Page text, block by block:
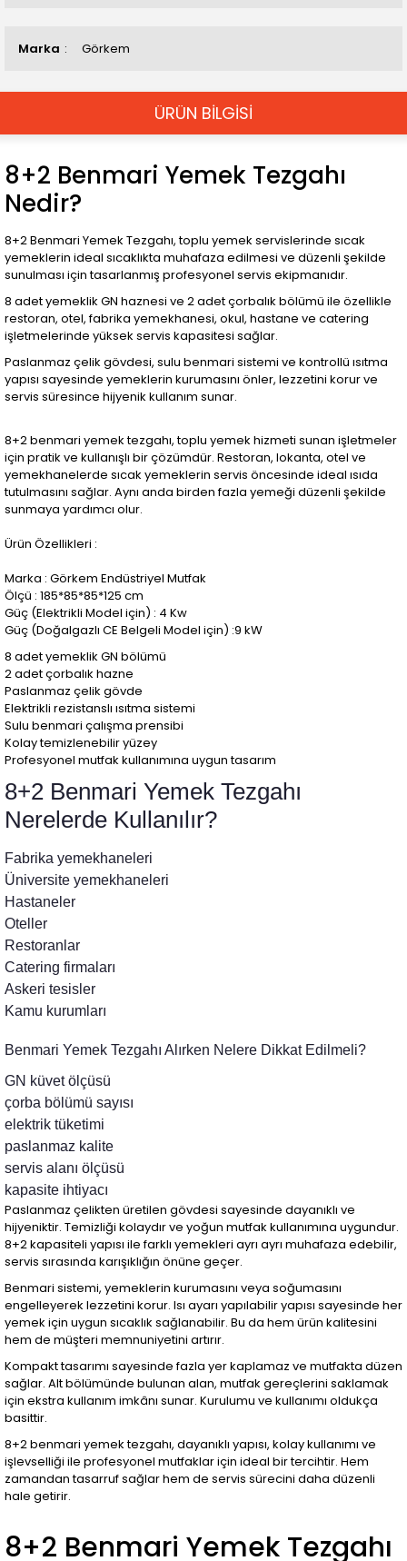
Marka Görkem
ÜRÜN BİLGİSİ
8+2 Benmari Yemek Tezgahı
Nedir?
8+2 Benmari Yemek Tezgahı, toplu yemek servislerinde sıcak
yemeklerin ideal sıcaklıkta muhafaza edilmesi ve düzenli şekilde
sunulması için tasarlanmış profesyonel servis ekipmanıdır.
8 adet yemeklik GN haznesi ve 2 adet çorbalık bölümü ile özellikle
restoran, otel, fabrika yemekhanesi, okul, hastane ve catering
işletmelerinde yüksek servis kapasitesi sağlar.
Paslanmaz çelik gövdesi, sulu benmari sistemi ve kontrollü ısıtma
yapısı sayesinde yemeklerin kurumasını önler, lezzetini korur ve
servis süresince hijyenik kullanım sunar.
8+2 benmari yemek tezgahı, toplu yemek hizmeti sunan işletmeler
için pratik ve kullanışlı bir çözümdür. Restoran, lokanta, otel ve
yemekhanelerde sıcak yemeklerin servis öncesinde ideal ısıda
tutulmasını sağlar. Aynı anda birden fazla yemeği düzenli şekilde
sunmaya yardımcı olur.
Ürün Özellikleri :
Marka : Görkem Endüstriyel Mutfak
Ölçü : 185*85*85*125 cm
Güç (Elektrikli Model için) : 4 Kw
Güç (Doğalgazlı CE Belgeli Model için) :9 kW
8 adet yemeklik GN bölümü
2 adet çorbalık hazne
Paslanmaz çelik gövde
Elektrikli rezistanslı ısıtma sistemi
Sulu benmari çalışma prensibi
Kolay temizlenebilir yüzey
Profesyonel mutfak kullanımına uygun tasarım
8+2 Benmari Yemek Tezgahı
Nerelerde Kullanılır?
Fabrika yemekhaneleri
Üniversite yemekhaneleri
Hastaneler
Oteller
Restoranlar
Catering firmaları
Askeri tesisler
Kamu kurumları
Benmari Yemek Tezgahı Alırken Nelere Dikkat Edilmeli?
GN küvet ölçüsü
çorba bölümü sayısı
elektrik tüketimi
paslanmaz kalite
servis alanı ölçüsü
kapasite ihtiyacı
Paslanmaz çelikten üretilen gövdesi sayesinde dayanıklı ve
hijyeniktir. Temizliği kolaydır ve yoğun mutfak kullanımına uygundur.
8+2 kapasiteli yapısı ile farklı yemekleri ayrı ayrı muhafaza edebilir,
servis sırasında karışıklığın önüne geçer.
Benmari sistemi, yemeklerin kurumasını veya soğumasını
engelleyerek lezzetini korur. Isı ayarı yapılabilir yapısı sayesinde her
yemek için uygun sıcaklık sağlanabilir. Bu da hem ürün kalitesini
hem de müşteri memnuniyetini artırır.
Kompakt tasarımı sayesinde fazla yer kaplamaz ve mutfakta düzen
sağlar. Alt bölümünde bulunan alan, mutfak gereçlerini saklamak
için ekstra kullanım imkânı sunar. Kurulumu ve kullanımı oldukça
basittir.
8+2 benmari yemek tezgahı, dayanıklı yapısı, kolay kullanımı ve
işlevselliği ile profesyonel mutfaklar için ideal bir tercihtir. Hem
zamandan tasarruf sağlar hem de servis sürecini daha düzenli
hale getirir.
8+2 Benmari Yemek Tezgahı